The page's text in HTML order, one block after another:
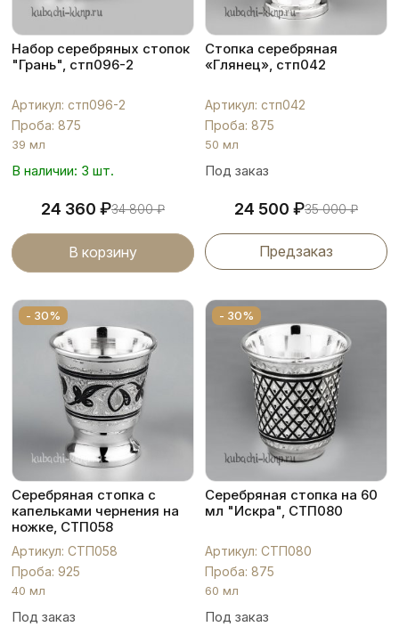
Набор серебряных стопок
"Грань", стп096-2
Артикул: стп096-2
Проба: 875
39 мл
В наличии: 3 шт.
24 360 ₽34 800₽
В корзину
Стопка серебряная
«Глянец», стп042
Артикул: стп042
Проба: 875
50 мл
Под заказ
24 500 ₽35 000₽
Предзаказ
- 30%
Серебряная стопка с
капельками чернения на
ножке, СТП058
Артикул: СТП058
Проба: 925
40 мл
Под заказ
- 30%
Серебряная стопка на 60
мл "Искра", СТП080
Артикул: СТП080
Проба: 875
60 мл
Под заказ